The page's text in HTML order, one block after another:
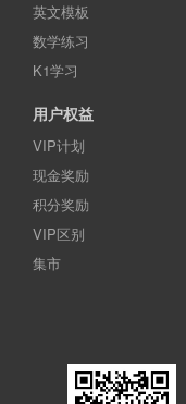
英文模板
数学练习
K1学习
用户权益
VIP计划
现金奖励
积分奖励
VIP区别
集市